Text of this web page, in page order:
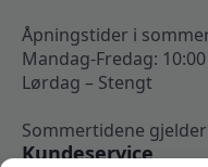
Åpningstider i
Mandag-Fredag:
Lørdag – Stengt
Sommertidene
Kundeservice